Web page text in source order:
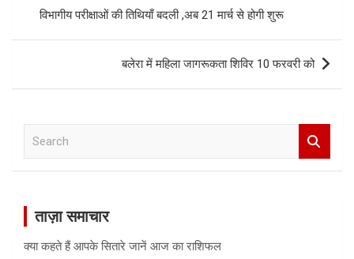
विभागीय परीक्षाओं की तिथियाँ बदली ,अब 21 मार्च से होगी शुरू
बलेरा में महिला जागरूकता शिविर 10 फरवरी को
ताज़ा समाचार
क्या कहते हैं आपके सितारे जानें आज का राशिफल